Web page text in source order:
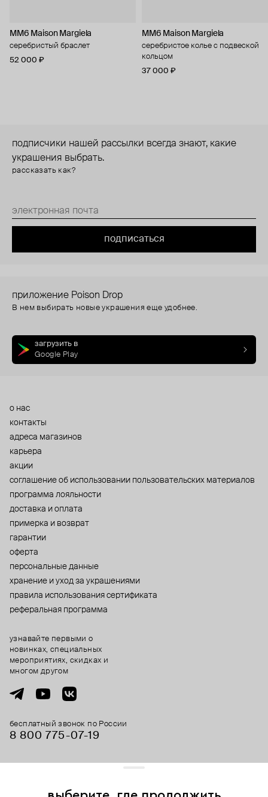
MM6 Maison Margiela
серебристый браслет
52 000 ₽
MM6 Maison Margiela
серебристое колье с подвеской
кольцом
37 000 ₽
подписчики нашей рассылки всегда знают, какие
украшения выбрать.
рассказать как?
подписаться
приложение Poison Drop
В нем выбирать новые украшения еще удобнее.
загрузить в
Google Play
о нас
контакты
адреса магазинов
карьера
акции
cоглашение об использовании пользовательских материалов
программа лояльности
доставка и оплата
примерка и возврат
гарантии
оферта
персональные данные
хранение и уход за украшениями
правила использования сертификата
реферальная программа
бесплатный звонок по России
8 800 775⁠-07⁠-19
узнавайте первыми о
новинках, специальных
мероприятиях, скидках и
многом другом